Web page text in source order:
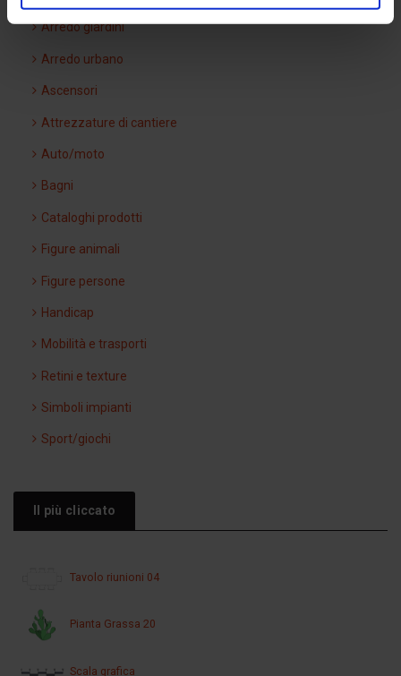
Arredo giardini
Arredo urbano
Ascensori
Attrezzature di cantiere
Auto/moto
Bagni
Cataloghi prodotti
Figure animali
Figure persone
Handicap
Mobilità e trasporti
Retini e texture
Simboli impianti
Sport/giochi
Il più cliccato
Tavolo riunioni 04
Pianta Grassa 20
Scala grafica